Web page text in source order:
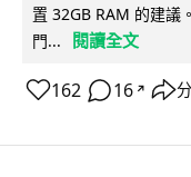
置 32GB RAM 的建議
門...
閱讀全文
162 16 ↗